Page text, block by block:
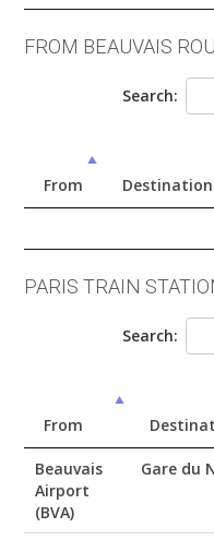
FROM BEAUVAIS
Search:
From Destination
PARIS TRAIN
Search:
From
Beauvais
Airport
(BVA)
Gare du